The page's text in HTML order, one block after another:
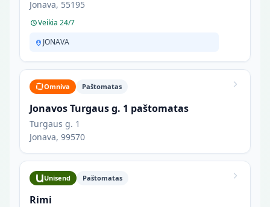
Jonava, 55195
Veikia 24/7
JONAVA
Omniva Paštomatas
Jonavos Turgaus g. 1 paštomatas
Turgaus g. 1
Jonava, 99570
Unisend Paštomatas
Rimi